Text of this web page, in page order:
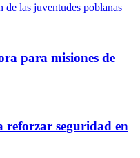
de las juventudes poblanas
para misiones de
reforzar seguridad en